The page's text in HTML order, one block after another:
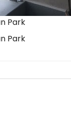
Park
Park